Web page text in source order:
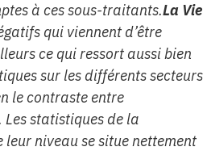
à ces sous-traitants.La Vie
qui viennent d’être
ce qui ressort aussi bien
sur les différents secteurs
le contraste entre
statistiques de la
niveau se situe nettement